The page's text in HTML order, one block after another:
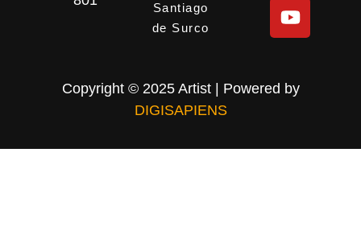
Santiago
de Surco
Copyright © 2025 Artist | Powered by
DIGISAPIENS